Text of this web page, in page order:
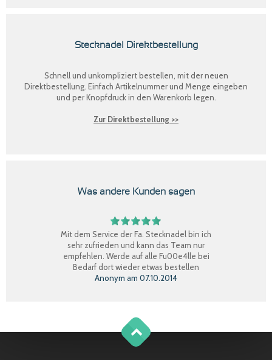
Stecknadel Direktbestellung
Schnell und unkompliziert bestellen, mit der neuen
Direktbestellung . Einfach Artikelnummer und Menge eingeben
und per Knopfdruck in den Warenkorb legen.
Zur Direktbestellung >>
Was andere Kunden sagen
Mit dem Service der Fa. Stecknadel bin ich
sehr zufrieden und kann das Team nur
empfehlen. Werde auf alle Fu00e4lle bei
Bedarf dort wieder etwas bestellen
Anonym am 07.10.2014
Claudia W.am08.09.2014
g
o
t
o
o